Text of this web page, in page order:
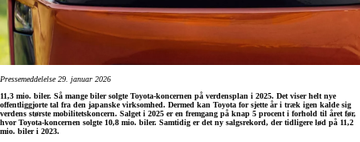
Pressemeddelelse 29. januar 2026
11,3 mio. biler. Så mange biler solgte Toyota-koncernen på verdensplan i 2025. Det viser helt nye
offentliggjorte tal fra den japanske virksomhed. Dermed kan Toyota for sjette år i træk igen kalde sig
verdens største mobilitetskoncern. Salget i 2025 er en fremgang på knap 5 procent i forhold til året før,
hvor Toyota-koncernen solgte 10,8 mio. biler. Samtidig er det ny salgsrekord, der tidligere lød på 11,2
mio. biler i 2023.